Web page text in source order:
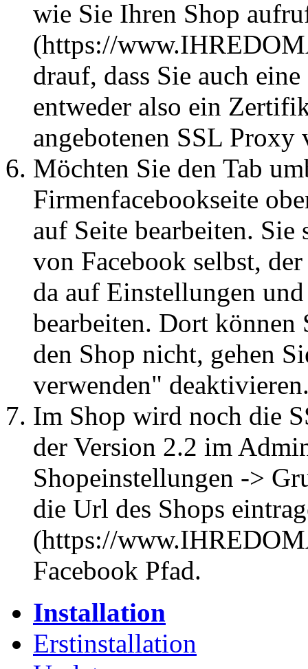
wie Sie Ihren Shop
(https://
drauf, dass Sie auch
entweder also ein
angebotenen SSL Proxy
Möchten Sie den Tab
Firmenfacebookseite
auf Seite bearbeiten. Sie
von Facebook selbst,
da auf Einstellungen
bearbeiten. Dort können
den Shop nicht, gehen
verwenden"
Im Shop wird noch die
der Version 2.2 im
Shopeinstellungen ->
die Url des Shops
(https://
Facebook Pfad.
Installation
Erstinstallation